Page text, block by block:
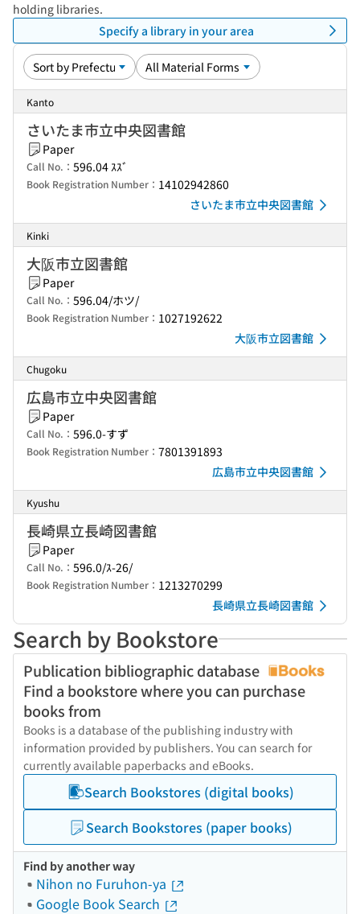
holding libraries.
Specify a library in your area
Kanto
さいたま市立中央図書館
Paper
Call No.： 596.04 ｽｽﾞ
Book Registration Number： 14102942860
さいたま市立中央図書館
Kinki
大阪市立図書館
Paper
Call No.： 596.04/ホツ/
Book Registration Number： 1027192622
大阪市立図書館
Chugoku
広島市立中央図書館
Paper
Call No.： 596.0-すず
Book Registration Number： 7801391893
広島市立中央図書館
Kyushu
長崎県立長崎図書館
Paper
Call No.： 596.0/ｽ-26/
Book Registration Number： 1213270299
長崎県立長崎図書館
Search by Bookstore
Publication bibliographic database
Find a bookstore where you can purchase
books from
Books is a database of the publishing industry with
information provided by publishers. You can search for
currently available paperbacks and eBooks.
Search Bookstores (digital books)
Search Bookstores (paper books)
Find by another way
Nihon no Furuhon-ya
Google Book Search